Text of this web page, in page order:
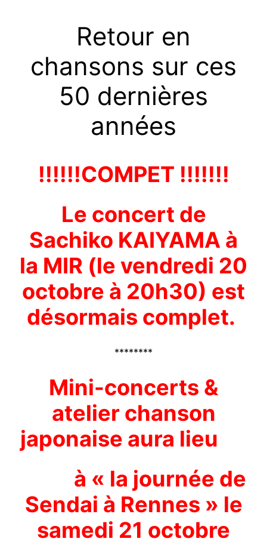
Retour en
chansons sur ces
50 dernières
années
!!!!!!COMPET !!!!!!!
Le concert de
Sachiko KAIYAMA à
la MIR (le vendredi 20
octobre à 20h30) est
désormais complet.
********
Mini-concerts &
atelier chanson
japonaise aura lieu
à « la journée de
Sendai à Rennes » le
samedi 21 octobre